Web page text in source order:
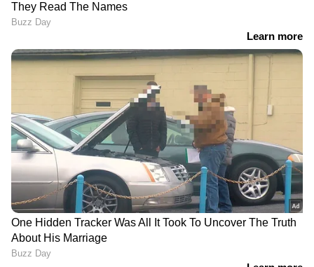
വാക്കുതർക്കത്തിന് പിന്നാലെ
നൃത്ത അധ്യാപികയെ കഴുത്തു
ഞെരിച്ച് കൊലപ്പെടുത്തി